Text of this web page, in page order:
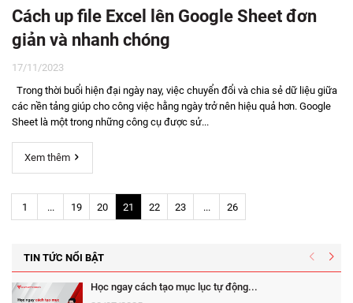
Cách up file Excel lên Google Sheet đơn
giản và nhanh chóng
17/11/2023
Trong thời buổi hiện đại ngày nay, việc chuyển đổi và chia sẻ dữ liệu giữa
các nền tảng giúp cho công việc hằng ngày trở nên hiệu quả hơn. Google
Sheet là một trong những công cụ được sử...
Xem thêm
1 ... 19 20 21 22 23 ... 26
TIN TỨC NỔI BẬT
Học ngay cách tạo mục lục tự động...